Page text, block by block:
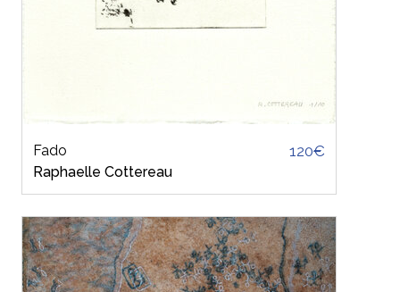
Fado
Raphaelle Cottereau
120€